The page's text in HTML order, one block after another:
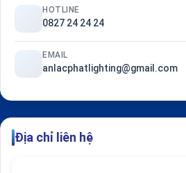
HOTLINE
0827 24 24 24
EMAIL
anlacphatlighting@gmail.com
Địa chỉ liên hệ